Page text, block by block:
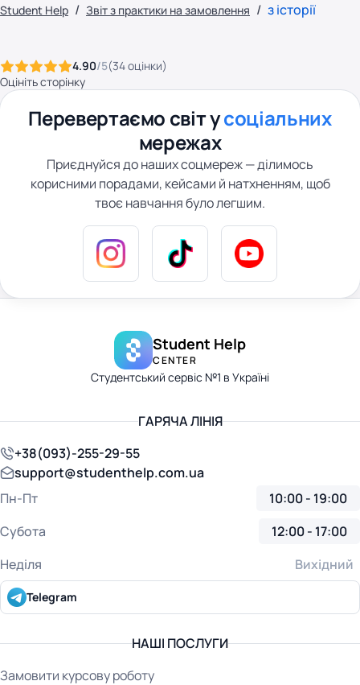
Student Help Звіт з практики на замовлення з історії
4.90/5(34оцінки)
Оцініть сторінку
Перевертаємо світ усоціальних
мережах
Приєднуйся до наших соцмереж — ділимось
корисними порадами, кейсами й натхненням, щоб
твоє навчання було легшим.
Student Help
CENTER
Студентський сервіс №1 в Україні
НАШІ ПОСЛУГИ
Замовити курсову роботу
ГАРЯЧА ЛІНІЯ
+38(093)-255-29-55
support@studenthelp.com.ua
Пн-Пт
10:00 - 19:00
Субота
12:00 - 17:00
Неділя
Вихідний
Telegram